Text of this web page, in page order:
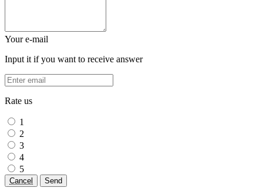
Your e-mail
Input it if you want to receive answer
Rate us
1
2
3
4
5
Cancel Send